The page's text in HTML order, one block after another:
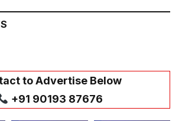
to Advertise Below
+91 90193 87676